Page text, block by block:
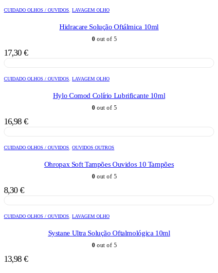
CUIDADO OLHOS / OUVIDOS, LAVAGEM OLHO
Hidracare Solução Oftálmica 10ml
0 out of 5
17,30 €
CUIDADO OLHOS / OUVIDOS, LAVAGEM OLHO
Hylo Comod Colírio Lubrificante 10ml
0 out of 5
16,98 €
CUIDADO OLHOS / OUVIDOS, OUVIDOS OUTROS
Ohropax Soft Tampões Ouvidos 10 Tampões
0 out of 5
8,30 €
CUIDADO OLHOS / OUVIDOS, LAVAGEM OLHO
Systane Ultra Solução Oftalmológica 10ml
0 out of 5
13,98 €